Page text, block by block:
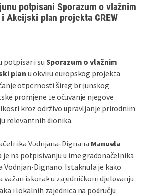
potpisani Sporazum o vlažnim
Akcijski plan projekta GREW
potpisani su Sporazum o vlažnim
plan u okviru europskog projekta
otpornosti šireg brijunskog
promjene te očuvanje njegove
kroz održivo upravljanje prirodnim
relevantnih dionika.
Vodnjana‑Dignana Manuela
je na potpisivanju u ime gradonačelnika
Vodnjan‑Dignano. Istaknula je kako
iskorak u zajedničkom djelovanju
i lokalnih zajednica na području